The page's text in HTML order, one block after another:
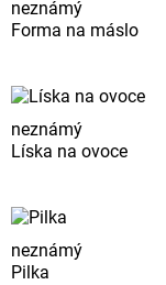
neznámý
Forma na máslo
neznámý
Líska na ovoce
neznámý
Pilka